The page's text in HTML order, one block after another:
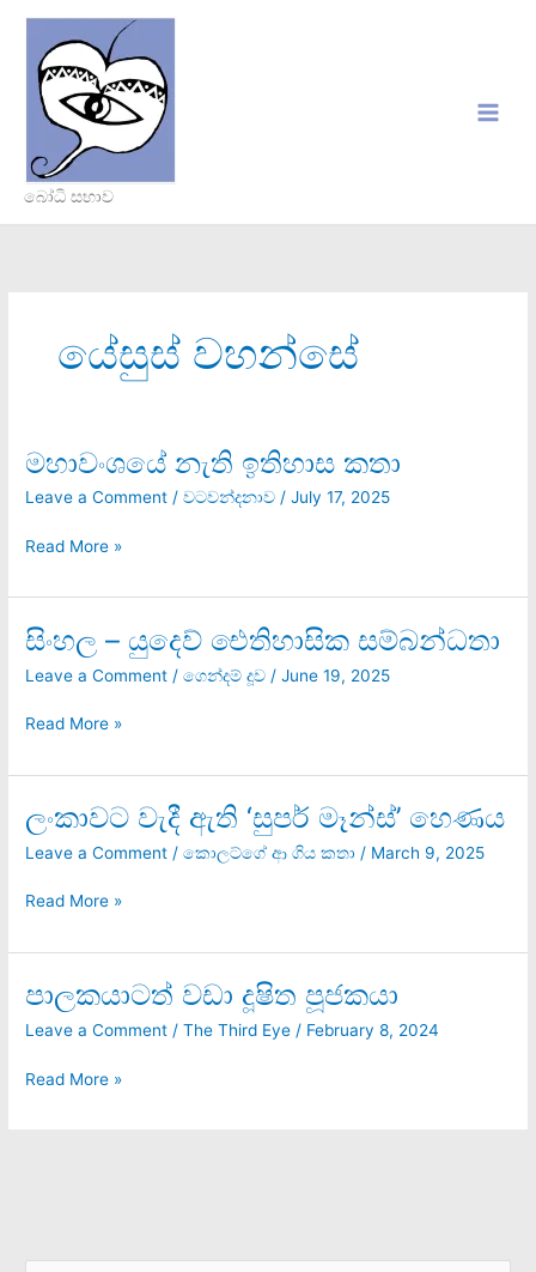
content
බෝධි සභාව
යේසුස් වහන්සේ
මහාවංශයේ නැති ඉතිහාස කතා
Leave a Comment /වටවන්දනාව /July 17, 2025
මහාවංශයේ
ඉතිහාස
Read More »
සිංහල – යුදෙව් ඓතිහාසික සම්බන්ධතා
Leave a Comment /ගෙන්දම් දූව /June 19, 2025
සිංහල
යුදෙව්
සම්බන්ධතා
Read More »
ලංකාවට වැදී ඇති ‘සුපර් මෑන්ස්’ හෙණය
Leave a Comment /කොලට්ගේ ආ ගිය කතා / March 9, 2025
ලංකාවට
වැදී
ඇති
මෑන්ස්’
Read More »
පාලකයාටත් වඩා දූෂිත පූජකයා
Leave a Comment /The Third Eye / February 8, 2024
පාලකයාටත්
දූෂිත
Read More »